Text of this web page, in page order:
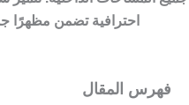
احترافية تضمن مظهرًا
فهرس المقال